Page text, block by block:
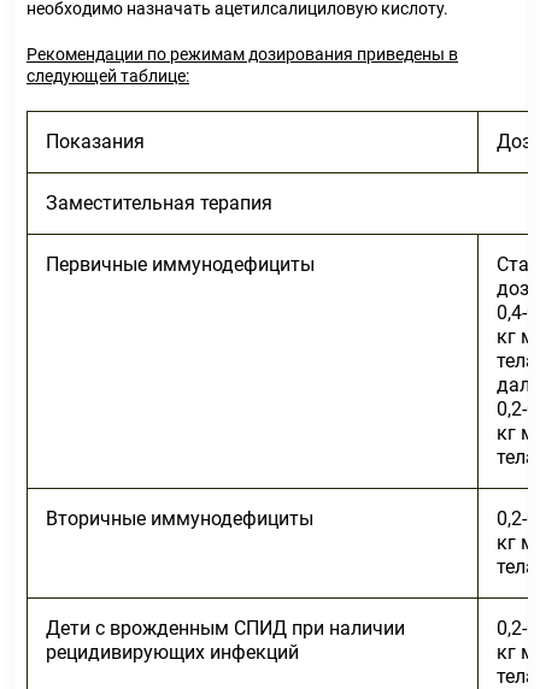
необходимо назначать ацетилсалициловую кислоту.
Рекомендации по режимам дозирования приведены в
следующей таблице:
Показания
Заместительная терапия
Первичные иммунодефициты
0,4-
кг
тела
0,2-
кг
тела
Вторичные иммунодефициты
0,2-
кг
тела
Дети с врожденным СПИД при наличии
рецидивирующих инфекций
0,2-
кг
тела